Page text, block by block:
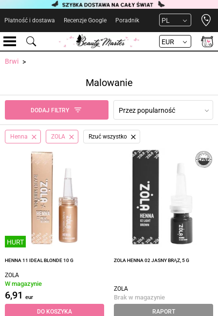
Płatność i dostawa Recenzje Google Poradnik PL
EUR
Brwi
Malowanie
DODAJ FILTRY Przez popularność
Henna ZOLA Rzuć wszystko
HURT
HENNA 11 IDEAL BLONDE 10 G
ZOLA
W magazynie
6,91 eur
DO KOSZYKA
ZOLA HENNA 02 JASNY BRĄZ, 5 G
ZOLA
Brak w magazynie
RAPORT